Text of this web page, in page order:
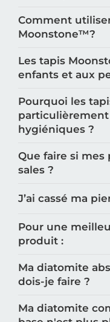
Comment
Moonstone™️?
Les tapis
enfants et aux
Pourquoi les
hygiéniques ?
Que faire si
sales ?
J’ai cassé ma
Pour une
produit :
Ma diatomite
dois-je faire ?
Ma diatomite